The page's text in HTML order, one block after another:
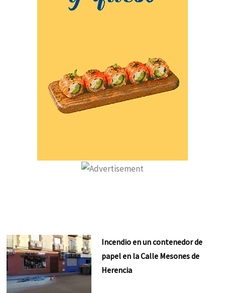
Incendio en un contenedor de
papel en la Calle Mesones de
Herencia